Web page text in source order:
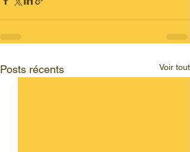
Posts récents Voir tout